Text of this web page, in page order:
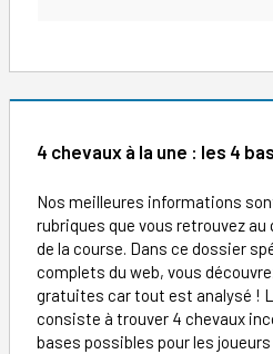
4 chevaux à la une : les 4
Nos meilleures informations
rubriques que vous retrouvez au
de la course. Dans ce dossier
complets du web, vous
gratuites car tout est analysé !
consiste à trouver 4 chevaux
bases possibles pour les